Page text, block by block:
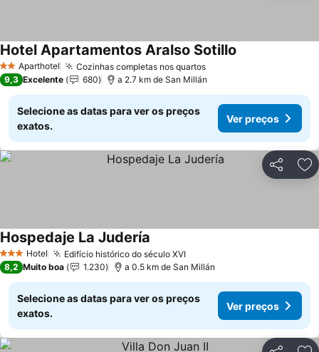
2 EstrelasAparthotel Cozinhas completas nos quartos
Hotel Apartamentos Aralso Sotillo
9,3 Excelente 680 a 2.7 km de San Millán
Selecione as datas para ver os preços
exatos.
Ver preços
Partilhar
3 EstrelasHotel Edifício histórico do século XVI
Hospedaje La Judería
8,2 Muito boa 1.230 a 0.5 km de San Millán
Selecione as datas para ver os preços
exatos.
Ver preços